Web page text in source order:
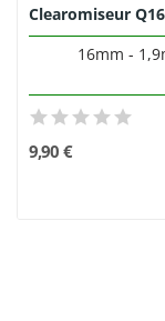
16mm -
9,90 €